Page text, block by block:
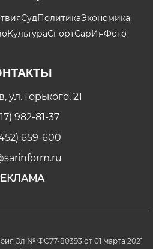
СудПолитикаЭкономика
КультураСпортСарИнФото
ул. Горького, 21
982-81-37
659-600
Эл № ФС77-80393 от 01 марта 2021